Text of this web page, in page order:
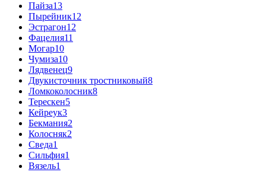
Пайза13
Пырейник12
Эстрагон12
Фацелия11
Могар10
Чумиза10
Лядвенец9
Двукисточник тростниковый8
Ломкоколосник8
Терескен5
Кейреук3
Бекмания2
Колосняк2
Сведа1
Сильфия1
Вязель1